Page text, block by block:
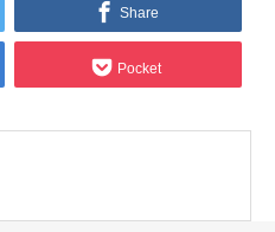
Share
Pocket